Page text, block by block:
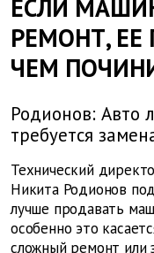
ЕСЛИ
РЕМОНТ,
ЧЕМ
Родионов: Авто
требуется
Технический
Никита Родионов
лучше продавать
особенно это
сложный ремонт или